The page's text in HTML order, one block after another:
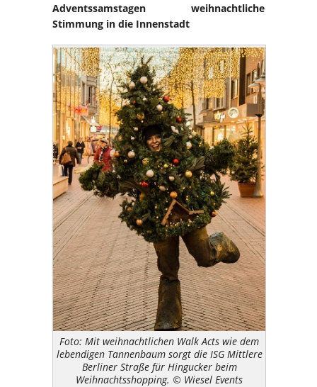
Adventssamstagen weihnachtliche
Stimmung in die Innenstadt
Foto: Mit weihnachtlichen Walk Acts wie dem
lebendigen Tannenbaum sorgt die ISG Mittlere
Berliner Straße für Hingucker beim
Weihnachtsshopping. © Wiesel Events